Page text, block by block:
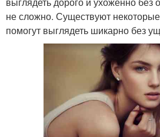
не сложно. Существуют
помогут выглядеть шикарно без